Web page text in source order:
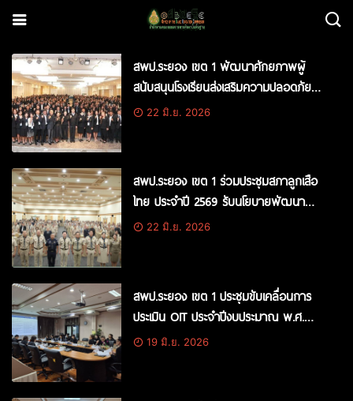
สพป.ระยอง เขต 1 พัฒนาศักยภาพผู้
สนับสนุนโรงเรียนส่งเสริมความปลอดภัย
ขับเคลื่อนมาตรฐานความปลอดภัยสู่ระดับ
22 มิ.ย. 2026
สพป.ระยอง เขต 1 ร่วมประชุมสภาลูกเสือ
ไทย ประจำปี 2569 รับนโยบายพัฒนา
กิจการลูกเสือสู่มาตรฐานสากล
22 มิ.ย. 2026
สพป.ระยอง เขต 1 ประชุมขับเคลื่อนการ
ประเมิน OIT ประจำปีงบประมาณ พ.ศ.
2569 ยกระดับความโปร่งใสสู่มาตรฐานการ
19 มิ.ย. 2026